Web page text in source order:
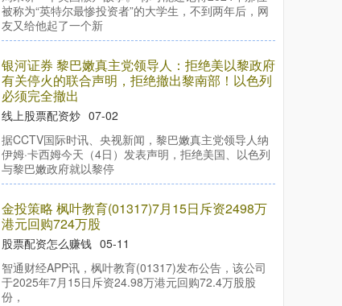
被称为“英特尔最惨投资者”的大学生，不到两年后，网
友又给他起了一个新
银河证券 黎巴嫩真主党领导人：拒绝美以黎政府
有关停火的联合声明，拒绝撤出黎南部！以色列
必须完全撤出
线上股票配资炒 07-02
据CCTV国际时讯、央视新闻，黎巴嫩真主党领导人纳
伊姆·卡西姆今天（4日）发表声明，拒绝美国、以色列
与黎巴嫩政府就以黎停
金投策略 枫叶教育(01317)7月15日斥资2498万
港元回购724万股
股票配资怎么赚钱 05-11
智通财经APP讯，枫叶教育(01317)发布公告，该公司
于2025年7月15日斥资24.98万港元回购72.4万股股
份，